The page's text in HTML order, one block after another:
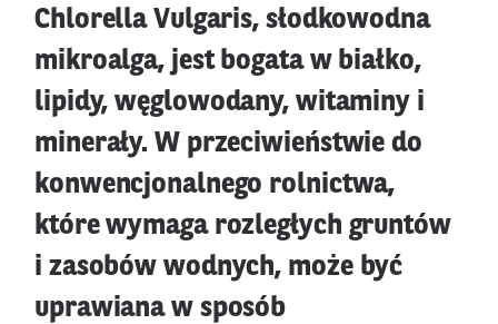
Chlorella Vulgaris, słodkowodna
mikroalga, jest bogata w białko,
lipidy, węglowodany, witaminy i
minerały. W przeciwieństwie do
konwencjonalnego rolnictwa,
które wymaga rozległych gruntów
i zasobów wodnych, może być
uprawiana w sposób